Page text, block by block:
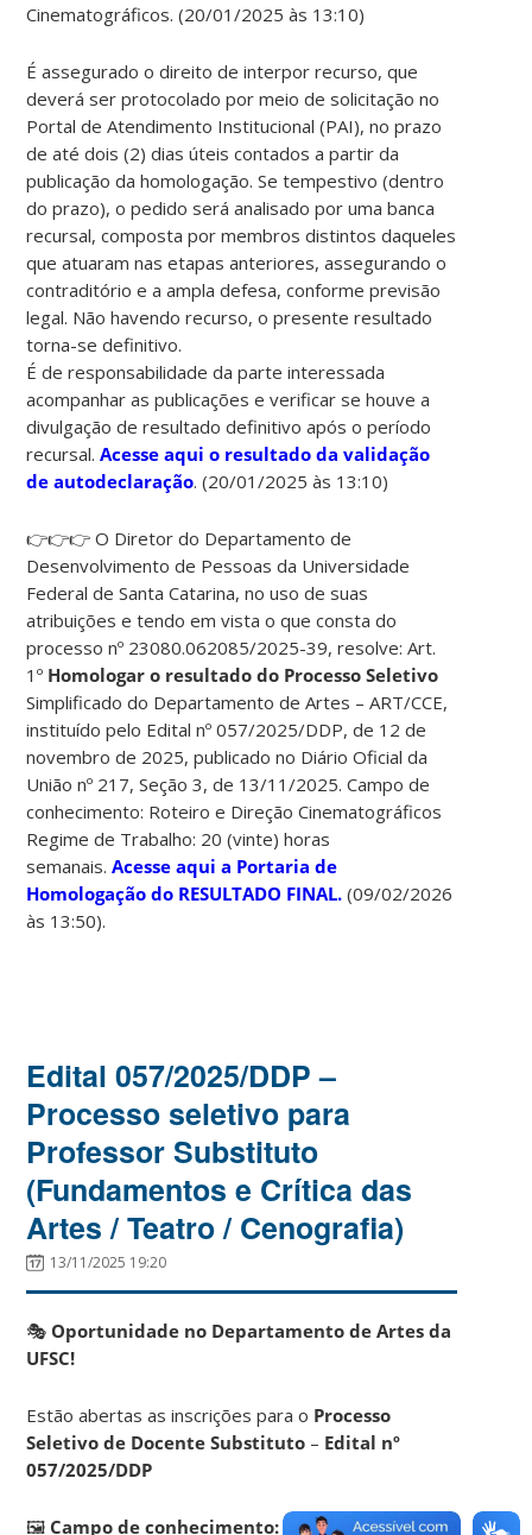
Cinematográficos. (20/01/2025 às 13:10)
É assegurado o direito de interpor recurso, que
deverá ser protocolado por meio de solicitação no
Portal de Atendimento Institucional (PAI), no prazo
de até dois (2) dias úteis contados a partir da
publicação da homologação. Se tempestivo (dentro
do prazo), o pedido será analisado por uma banca
recursal, composta por membros distintos daqueles
que atuaram nas etapas anteriores, assegurando o
contraditório e a ampla defesa, conforme previsão
legal. Não havendo recurso, o presente resultado
torna-se definitivo.
É de responsabilidade da parte interessada
acompanhar as publicações e verificar se houve a
divulgação de resultado definitivo após o período
recursal.Acesse aqui o resultado da validação
de autodeclaração. (20/01/2025 às 13:10)
👉👉👉 O Diretor do Departamento de
Desenvolvimento de Pessoas da Universidade
Federal de Santa Catarina, no uso de suas
atribuições e tendo em vista o que consta do
processo nº 23080.062085/2025-39, resolve: Art.
1º Homologar o resultado do Processo Seletivo
Simplificado do Departamento de Artes – ART/CCE,
instituído pelo Edital nº 057/2025/DDP, de 12 de
novembro de 2025, publicado no Diário Oficial da
União nº 217, Seção 3, de 13/11/2025. Campo de
conhecimento: Roteiro e Direção Cinematográficos
Regime de Trabalho: 20 (vinte) horas
semanais.Acesse aqui a Portaria de
Homologação do RESULTADO FINAL. (09/02/2026
às 13:50).
Edital 057/2025/DDP –
Processo seletivo para
Professor Substituto
(Fundamentos e Crítica das
Artes / Teatro / Cenografia)
13/11/2025 19:20
🎭 Oportunidade no Departamento de Artes da
UFSC!
Estão abertas as inscrições para o Processo
Seletivo de Docente Substituto – Edital nº
057/2025/DDP
🖼️ Campo de conhecimento: